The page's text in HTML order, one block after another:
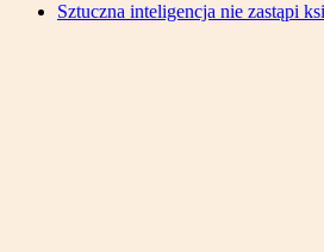
Sztuczna inteligencja nie zastąpi